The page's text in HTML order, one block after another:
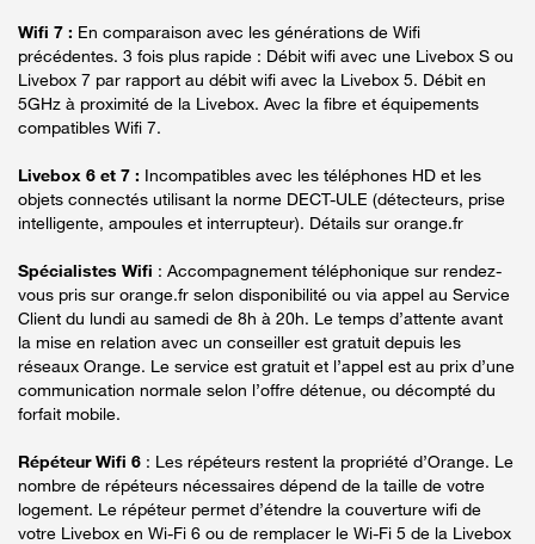
Wifi 7 : En comparaison avec les générations de Wifi
précédentes. 3 fois plus rapide : Débit wifi avec une Livebox S ou
Livebox 7 par rapport au débit wifi avec la Livebox 5. Débit en
5GHz à proximité de la Livebox. Avec la fibre et équipements
compatibles Wifi 7.
Livebox 6 et 7 : Incompatibles avec les téléphones HD et les
objets connectés utilisant la norme DECT-ULE (détecteurs, prise
intelligente, ampoules et interrupteur). Détails sur orange.fr
Spécialistes Wifi : Accompagnement téléphonique sur rendez-
vous pris sur orange.fr selon disponibilité ou via appel au Service
Client du lundi au samedi de 8h à 20h. Le temps d’attente avant
la mise en relation avec un conseiller est gratuit depuis les
réseaux Orange. Le service est gratuit et l’appel est au prix d’une
communication normale selon l’offre détenue, ou décompté du
forfait mobile.
Répéteur Wifi 6 : Les répéteurs restent la propriété d’Orange. Le
nombre de répéteurs nécessaires dépend de la taille de votre
logement. Le répéteur permet d’étendre la couverture wifi de
votre Livebox en Wi-Fi 6 ou de remplacer le Wi-Fi 5 de la Livebox